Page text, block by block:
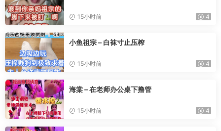
15小时前 4
小鱼祖宗 – 白袜寸止压榨
15小时前 4
海棠 – 在老师办公桌下撸管
15小时前 4